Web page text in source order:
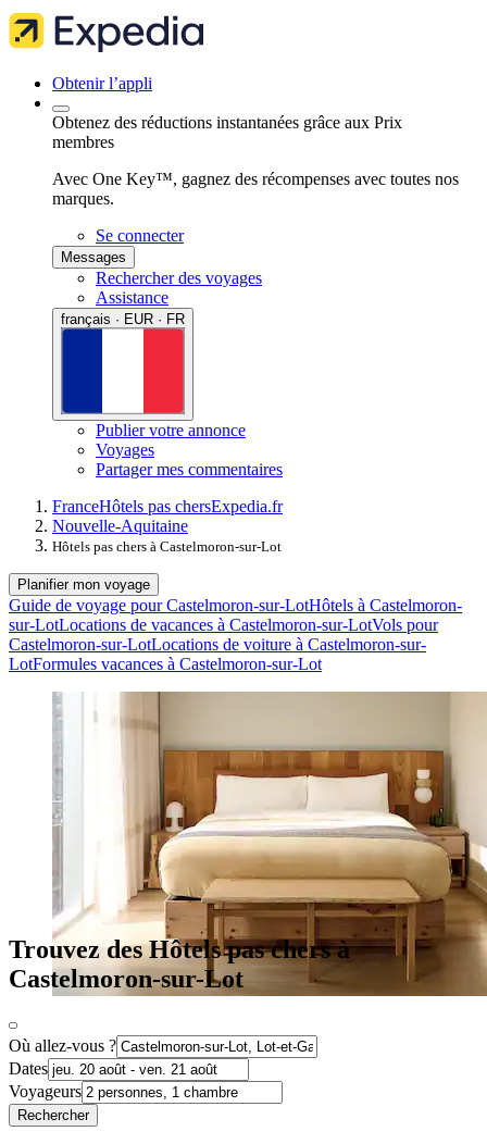
Obtenir l’appli
Obtenez des réductions instantanées grâce aux Prix
membres
Avec One Key™, gagnez des récompenses avec toutes nos
marques.
Se connecter
Messages
Rechercher des voyages
Assistance
français · EUR · FR
Publier votre annonce
Voyages
Partager mes commentaires
FranceHôtels pas chersExpedia.fr
Nouvelle-Aquitaine
Hôtels pas chers à Castelmoron-sur-Lot
Planifier mon voyage
Guide de voyage pour Castelmoron-sur-LotHôtels à Castelmoron-
sur-LotLocations de vacances à Castelmoron-sur-LotVols pour
Castelmoron-sur-LotLocations de voiture à Castelmoron-sur-
LotFormules vacances à Castelmoron-sur-Lot
Trouvez des Hôtels pas chers à
Castelmoron-sur-Lot
Où allez-vous ?
Dates
Voyageurs
Rechercher